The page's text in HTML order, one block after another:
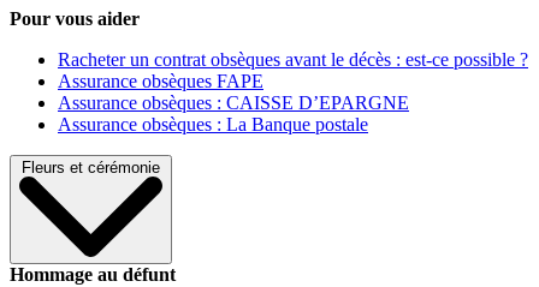
Pour vous aider
Racheter un contrat obsèques avant le décès : est-ce possible ?
Assurance obsèques FAPE
Assurance obsèques : CAISSE D’EPARGNE
Assurance obsèques : La Banque postale
Fleurs et cérémonie
Hommage au défunt